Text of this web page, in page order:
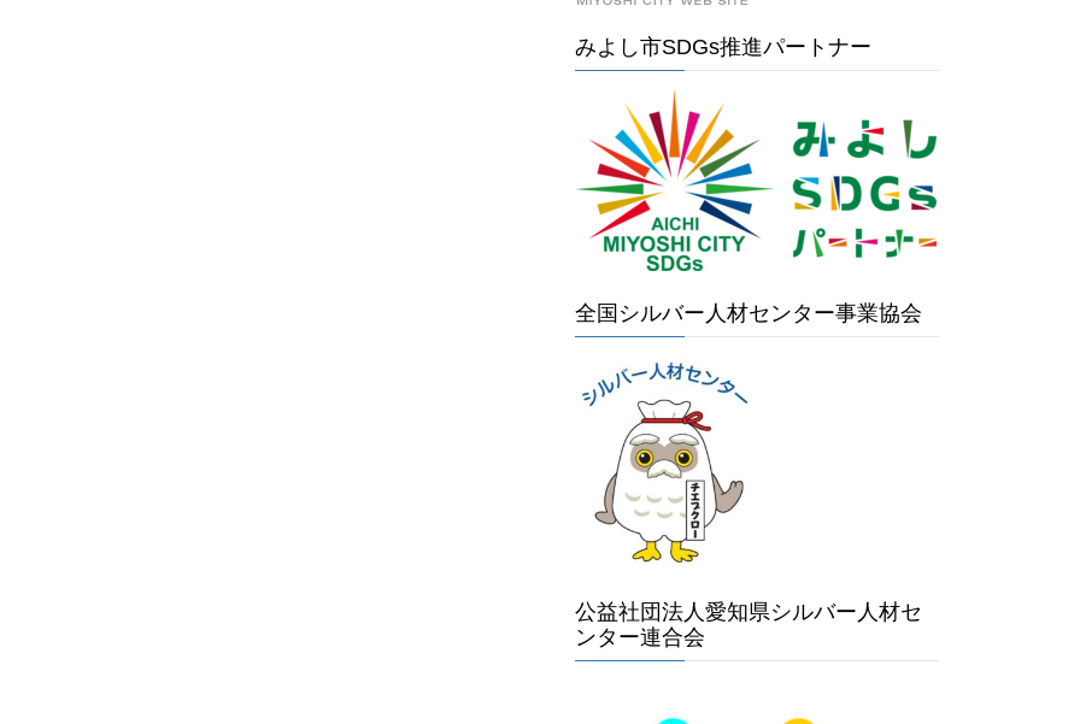
みよし市SDGs推進パートナー
全国シルバー人材センター事業協会
公益社団法人愛知県シルバー人材セ
ンター連合会